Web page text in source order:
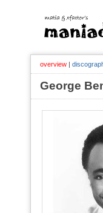
overview |
George